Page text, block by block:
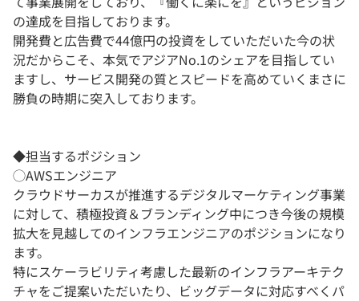
の達成を目指しております。
開発費と広告費で44億円の投資をしていただいた今の状
況だからこそ、本気でアジアNo.1のシェアを目指してい
ますし、サービス開発の質とスピードを高めていくまさに
勝負の時期に突入しております。
◆担当するポジション
◯AWSエンジニア
クラウドサーカスが推進するデジタルマーケティング事業
に対して、積極投資＆ブランディング中につき今後の規模
拡大を見越してのインフラエンジニアのポジションになり
ます。
特にスケーラビリティ考慮した最新のインフラアーキテク
チャをご提案いただいたり、ビッグデータに対応すべくパ